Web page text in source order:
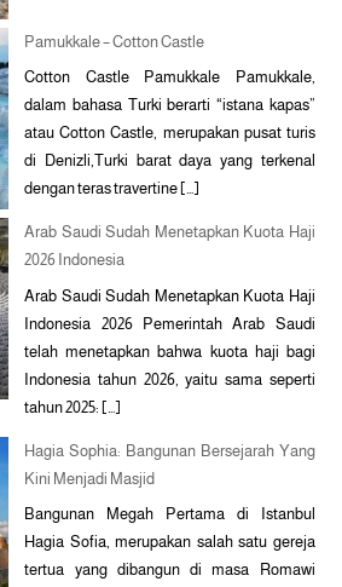
Pamukkale – Cotton Castle
Cotton Castle Pamukkale Pamukkale,
dalam bahasa Turki berarti “istana kapas”
atau Cotton Castle, merupakan pusat turis
di Denizli,Turki barat daya yang terkenal
dengan teras travertine […]
Arab Saudi Sudah Menetapkan Kuota Haji
2026 Indonesia
Arab Saudi Sudah Menetapkan Kuota Haji
Indonesia 2026 Pemerintah Arab Saudi
telah menetapkan bahwa kuota haji bagi
Indonesia tahun 2026, yaitu sama seperti
tahun 2025: […]
Hagia Sophia: Bangunan Bersejarah Yang
Kini Menjadi Masjid
Bangunan Megah Pertama di Istanbul
Hagia Sofia, merupakan salah satu gereja
tertua yang dibangun di masa Romawi